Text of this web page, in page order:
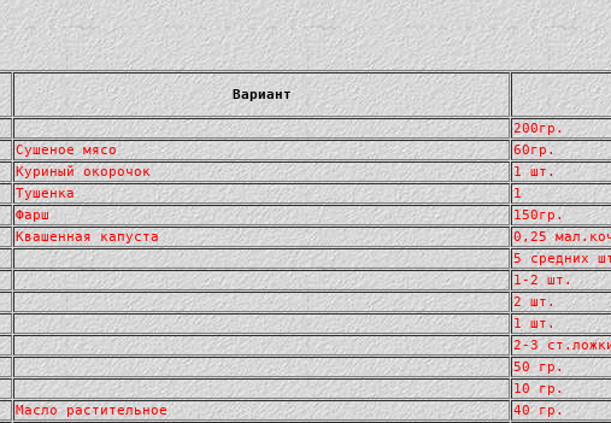
Вариант
200гр.
Сушеное мясо
60гр.
Куриный окорочок
1 шт.
Тушенка
1
Фарш
150гр.
Квашенная капуста
0,25
5 средних
1-2 шт.
2 шт.
1 шт.
2-3
50 гр.
10 гр.
Масло растительное
40 гр.